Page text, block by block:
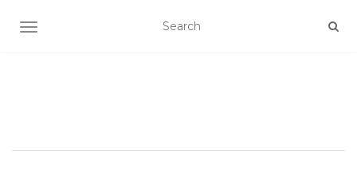
SCHALTE NAVIGATION